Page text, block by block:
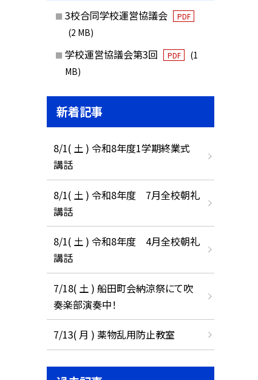
3校合同学校運営協議会 PDF
(2 MB)
学校運営協議会第3回 PDF
(1
MB)
新着記事
8/1( 土 ) 令和8年度1学期終業式
講話
8/1( 土 ) 令和8年度 7月全校朝礼
講話
8/1( 土 ) 令和8年度 4月全校朝礼
講話
7/18( 土 ) 船田町会納涼祭にて吹
奏楽部演奏中！
7/13( 月 ) 薬物乱用防止教室